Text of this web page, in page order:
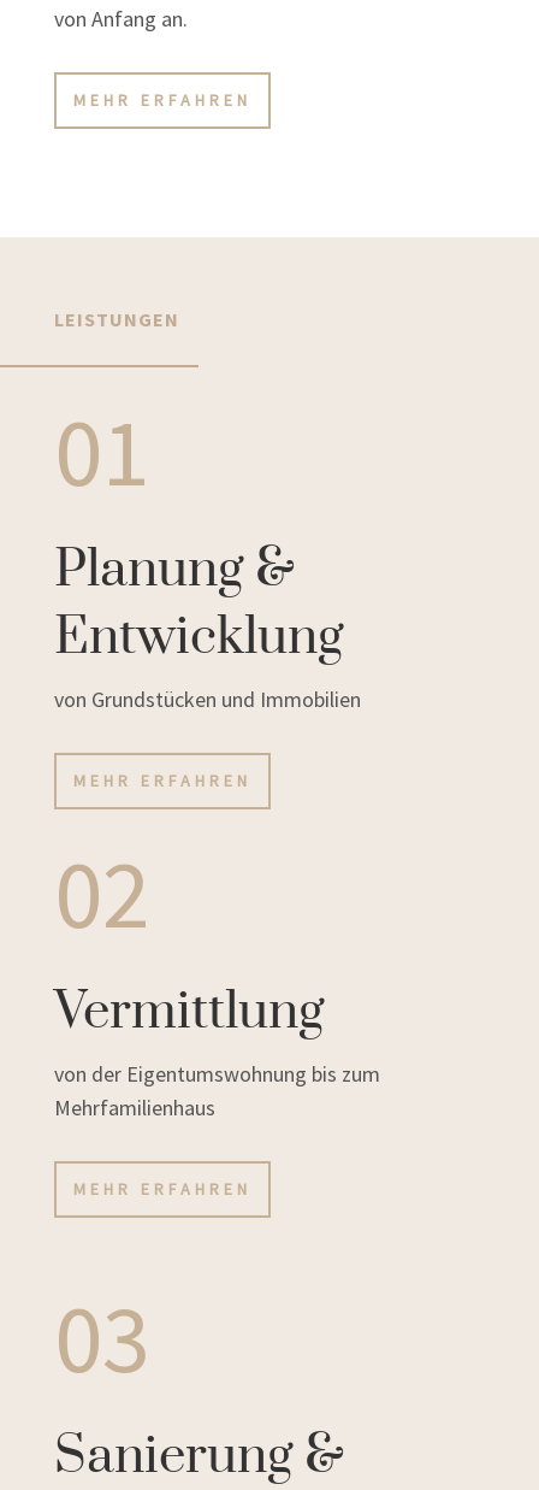
von Anfang an.
MEHR ERFAHREN
LEISTUNGEN
01
Planung &
Entwicklung
von Grundstücken und Immobilien
MEHR ERFAHREN
02
Vermittlung
von der Eigentumswohnung bis zum
Mehrfamilienhaus
MEHR ERFAHREN
03
Sanierung &